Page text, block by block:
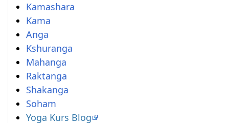
Kamashara
Kama
Anga
Kshuranga
Mahanga
Raktanga
Shakanga
Soham
Yoga Kurs Blog